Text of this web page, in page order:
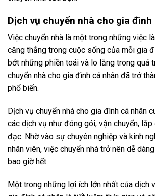
Dịch vụ chuyển nhà cho gia đình
Việc chuyển nhà là một trong những việc
căng thẳng trong cuộc sống của mỗi gia
bớt những phiền toái và lo lắng trong quá
chuyển nhà cho gia đình cá nhân đã trở
phổ biến.
Dịch vụ chuyển nhà cho gia đình cá nhân
các dịch vụ như đóng gói, vận chuyển,
đạc. Nhờ vào sự chuyên nghiệp và kinh
nhân viên, việc chuyển nhà trở nên dễ
bao giờ hết.
Một trong những lợi ích lớn nhất của dịch